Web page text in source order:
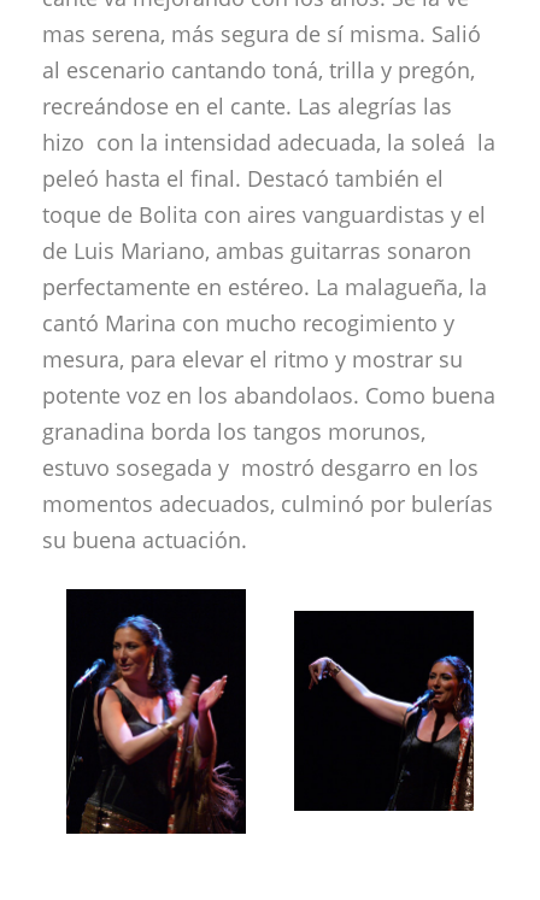
mas serena, más segura de sí misma. Salió
al escenario cantando toná, trilla y pregón,
recreándose en el cante. Las alegrías las
hizo con la intensidad adecuada, la soleá la
peleó hasta el final. Destacó también el
toque de Bolita con aires vanguardistas y el
de Luis Mariano, ambas guitarras sonaron
perfectamente en estéreo. La malagueña, la
cantó Marina con mucho recogimiento y
mesura, para elevar el ritmo y mostrar su
potente voz en los abandolaos. Como buena
granadina borda los tangos morunos,
estuvo sosegada y mostró desgarro en los
momentos adecuados, culminó por bulerías
su buena actuación.